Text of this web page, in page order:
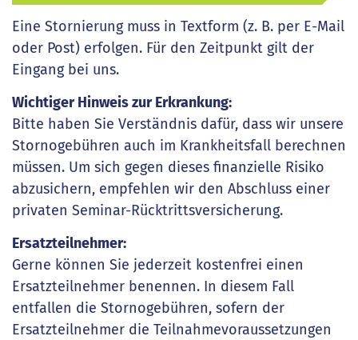
Eine Stornierung muss in Textform (z. B. per E-Mail
oder Post) erfolgen. Für den Zeitpunkt gilt der
Eingang bei uns.
Wichtiger Hinweis zur Erkrankung:
Bitte haben Sie Verständnis dafür, dass wir unsere
Stornogebühren auch im Krankheitsfall berechnen
müssen. Um sich gegen dieses finanzielle Risiko
abzusichern, empfehlen wir den Abschluss einer
privaten Seminar-Rücktrittsversicherung.
Ersatzteilnehmer:
Gerne können Sie jederzeit kostenfrei einen
Ersatzteilnehmer benennen. In diesem Fall
entfallen die Stornogebühren, sofern der
Ersatzteilnehmer die Teilnahmevoraussetzungen